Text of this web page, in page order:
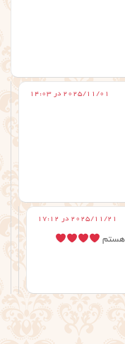
2025/11/01 در 14:03
2025/11/21 در 17:12
هستم